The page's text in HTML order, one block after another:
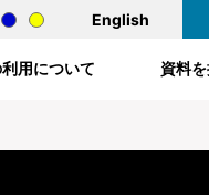
English
用について 資料